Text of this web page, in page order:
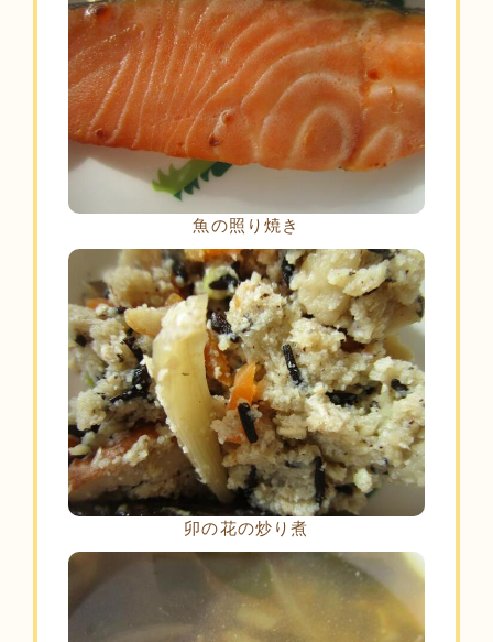
魚の照り焼き
卯の花の炒り煮